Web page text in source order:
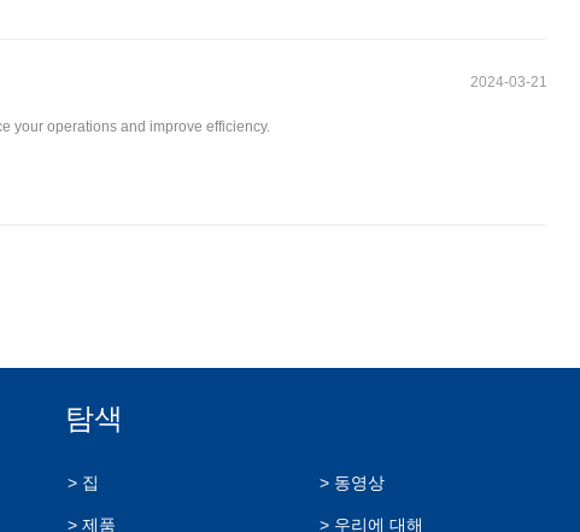
2024-03-21
your operations and improve efficiency.
탐색
> 집
> 제품
> 동영상
> 우리에 대해